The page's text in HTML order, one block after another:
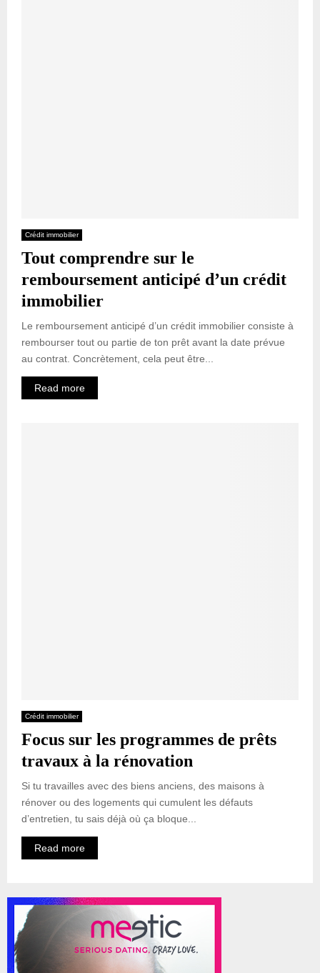
Crédit immobilier
Tout comprendre sur le
remboursement anticipé d’un crédit
immobilier
Le remboursement anticipé d’un crédit immobilier consiste à
rembourser tout ou partie de ton prêt avant la date prévue
au contrat. Concrètement, cela peut être...
Read more
Crédit immobilier
Focus sur les programmes de prêts
travaux à la rénovation
Si tu travailles avec des biens anciens, des maisons à
rénover ou des logements qui cumulent les défauts
d’entretien, tu sais déjà où ça bloque...
Read more